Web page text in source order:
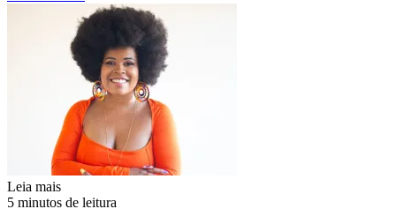
Leia mais
5 minutos de leitura